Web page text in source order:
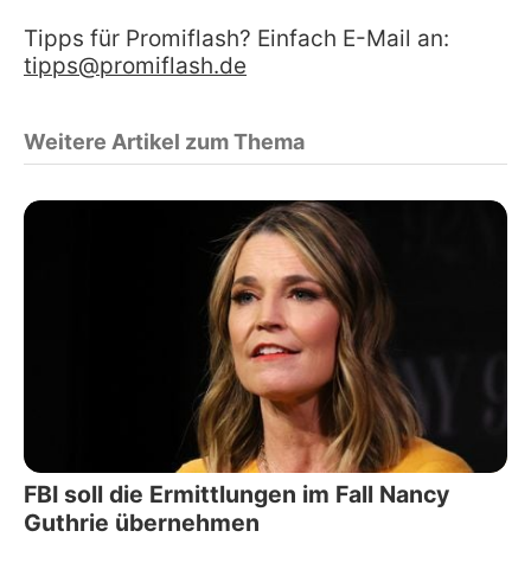
Tipps für Promiflash? Einfach E-Mail an:
tipps@promiflash.de
Weitere Artikel zum Thema
FBI soll die Ermittlungen im Fall Nancy
Guthrie übernehmen